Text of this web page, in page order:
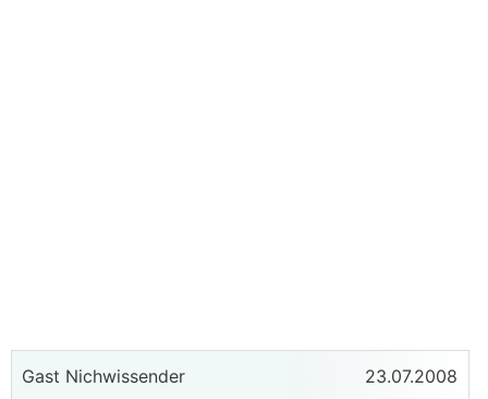
Gast Nichwissender 23.07.2008